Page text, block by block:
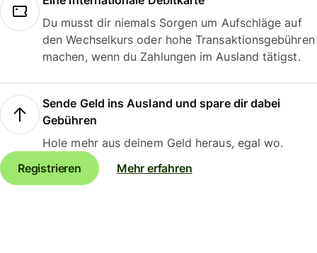
Du musst dir niemals Sorgen um Aufschläge auf
den Wechselkurs oder hohe Transaktionsgebühren
machen, wenn du Zahlungen im Ausland tätigst.
Sende Geld ins Ausland und spare dir dabei
Gebühren
Hole mehr aus deinem Geld heraus, egal wo.
Registrieren
Mehr erfahren